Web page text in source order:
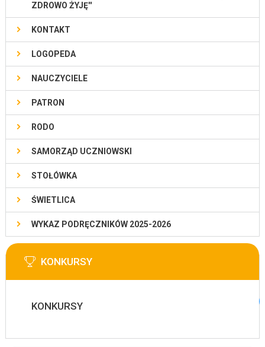
ZDROWO ŻYJĘ''
KONTAKT
LOGOPEDA
NAUCZYCIELE
PATRON
RODO
SAMORZĄD UCZNIOWSKI
STOŁÓWKA
ŚWIETLICA
WYKAZ PODRĘCZNIKÓW 2025-2026
KONKURSY
KONKURSY